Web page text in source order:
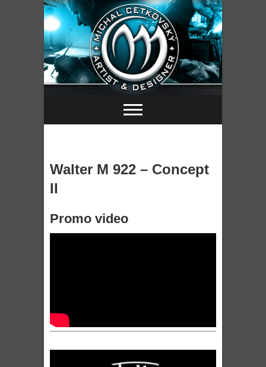
Skip
to
content
Walter M 922 – Concept
II
Promo video